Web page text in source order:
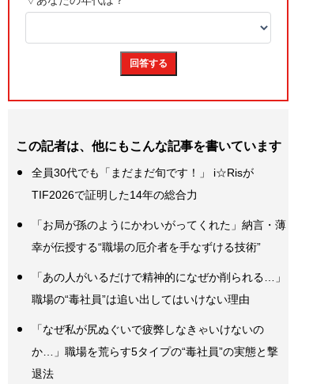
この記者は、他にもこんな記事を書いています
全員30代でも「まだまだ旬です！」 i☆Risが
TIF2026で証明した14年の総合力
「お局が孫のようにかわいがってくれた」納言・薄
幸が伝授する“職場の厄介者を手なずける技術”
「あの人がいるだけで精神的になぜか削られる…」
職場の“毒社員”は追い出してはいけない理由
「なぜ私が尻ぬぐいで疲弊しなきゃいけないの
か…」職場を荒らす5タイプの“毒社員”の実態と撃
退法